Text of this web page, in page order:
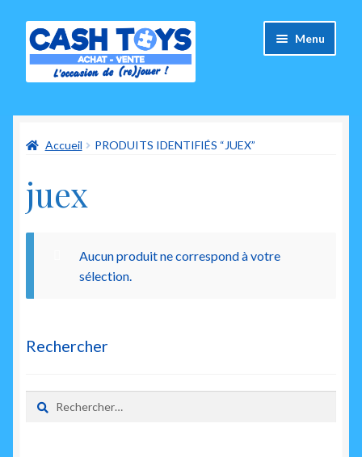
Aller
à
Aller
au
contenu
Menu
Carte Cadeau
Panier
Mes commandes
Mon compte
Accueil PRODUITS IDENTIFIÉS “JUEX”
juex
Aucun produit ne correspond à votre
sélection.
Rechercher
Rechercher :